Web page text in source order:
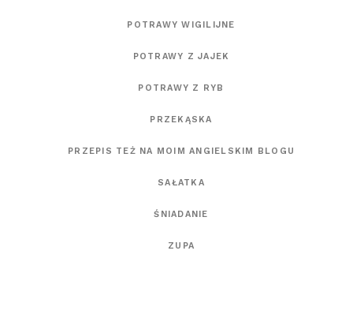
POTRAWY WIGILIJNE
POTRAWY Z JAJEK
POTRAWY Z RYB
PRZEKĄSKA
PRZEPIS TEŻ NA MOIM ANGIELSKIM BLOGU
SAŁATKA
ŚNIADANIE
ZUPA